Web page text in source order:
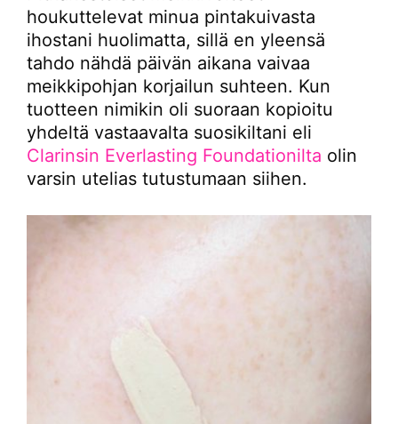
houkuttelevat minua pintakuivasta
ihostani huolimatta, sillä en yleensä
tahdo nähdä päivän aikana vaivaa
meikkipohjan korjailun suhteen. Kun
tuotteen nimikin oli suoraan kopioitu
yhdeltä vastaavalta suosikiltani eli
Clarinsin Everlasting Foundationilta olin
varsin utelias tutustumaan siihen.